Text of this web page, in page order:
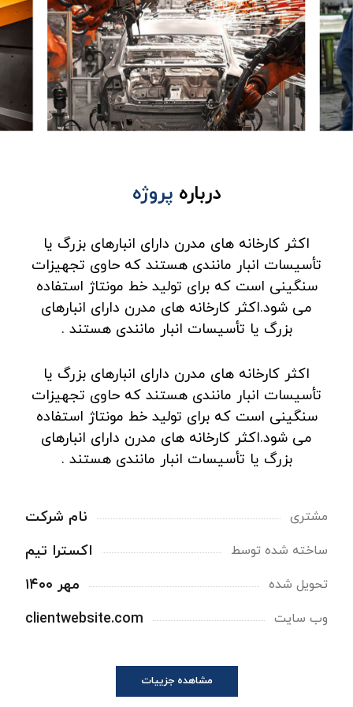
درباره پروژه
اکثر کارخانه های مدرن دارای انبارهای بزرگ یا
تأسیسات انبار مانندی هستند که حاوی تجهیزات
سنگینی است که برای تولید خط مونتاژ استفاده
می شود.اکثر کارخانه های مدرن دارای انبارهای
بزرگ یا تأسیسات انبار مانندی هستند .
اکثر کارخانه های مدرن دارای انبارهای بزرگ یا
تأسیسات انبار مانندی هستند که حاوی تجهیزات
سنگینی است که برای تولید خط مونتاژ استفاده
می شود.اکثر کارخانه های مدرن دارای انبارهای
بزرگ یا تأسیسات انبار مانندی هستند .
مشتری نام شرکت
ساخته شده توسط اکسترا تیم
تحویل شده مهر ۱۴۰۰
وب سایت clientwebsite.com
مشاهده جزییات